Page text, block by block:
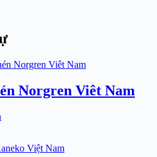
Norgren Viêt Nam